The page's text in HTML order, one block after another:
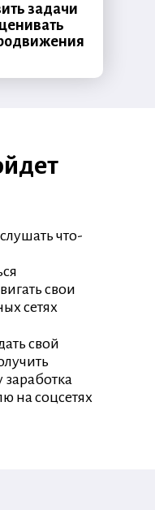
задачи
что-
свои
сетях
свой
на соцсетях